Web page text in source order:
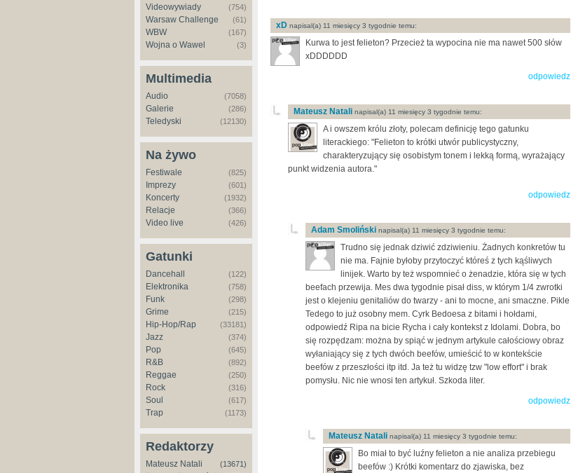
Videowywiady (754)
Warsaw Challenge (61)
WBW (167)
Wojna o Wawel (3)
Multimedia
Audio (7058)
Galerie (286)
Teledyski (12130)
Na żywo
Festiwale (825)
Imprezy (601)
Koncerty (1932)
Relacje (366)
Video live (426)
Gatunki
Dancehall (122)
Elektronika (758)
Funk (298)
Grime (215)
Hip-Hop/Rap (33181)
Jazz (374)
Pop (645)
R&B (892)
Reggae (250)
Rock (316)
Soul (617)
Trap (1173)
Redaktorzy
Mateusz Natali (13671)
xD napisal(a) 11 miesięcy 3 tygodnie temu:
Kurwa to jest felieton? Przecież ta wypocina nie ma nawet 500 słów
xDDDDDD
odpowiedz
Mateusz Natali napisal(a) 11 miesięcy 3 tygodnie temu:
A i owszem królu złoty, polecam definicję tego gatunku
literackiego: "Felieton to krótki utwór publicystyczny,
charakteryzujący się osobistym tonem i lekką formą, wyrażający
punkt widzenia autora."
odpowiedz
Adam Smoliński napisal(a) 11 miesięcy 3 tygodnie temu:
Trudno się jednak dziwić zdziwieniu. Żadnych konkretów tu
nie ma. Fajnie byłoby przytoczyć któreś z tych kąśliwych
linijek. Warto by też wspomnieć o żenadzie, która się w tych
beefach przewija. Mes dwa tygodnie pisał diss, w którym 1/4 zwrotki
jest o klejeniu genitaliów do twarzy - ani to mocne, ani smaczne. Pikle
Tedego to już osobny mem. Cyrk Bedoesa z bitami i hołdami,
odpowiedź Ripa na bicie Rycha i cały kontekst z Idolami. Dobra, bo
się rozpędzam: można by spiąć w jednym artykule całościowy obraz
wyłaniający się z tych dwóch beefów, umieścić to w kontekście
beefów z przeszłości itp itd. Ja też tu widzę tzw "low effort" i brak
pomysłu. Nic nie wnosi ten artykuł. Szkoda liter.
odpowiedz
Mateusz Natali napisal(a) 11 miesięcy 3 tygodnie temu:
Bo miał to być luźny felieton a nie analiza przebiegu
beefów :) Krótki komentarz do zjawiska, bez